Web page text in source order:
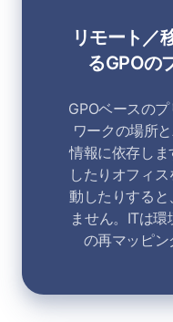
リモート／
るGPOの
GPOベースの
ワークの場所
情報に依存し
したりオフィ
動したりする
ません。ITは
の再マッピン